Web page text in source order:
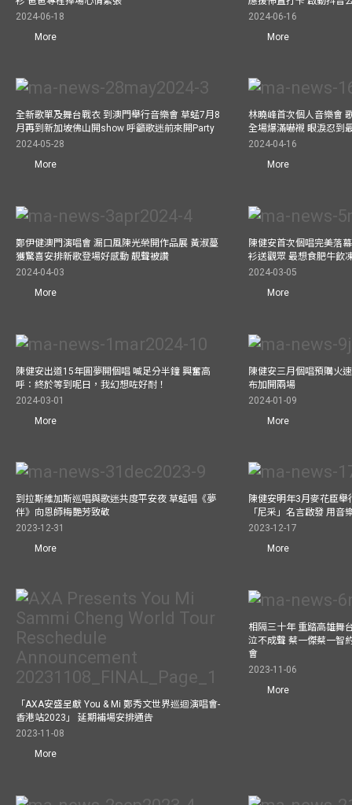
2024-06-18
More
2024-06-16
More
全新歌單及舞台戰衣 到澳門舉行音樂會 草蜢7月8
月再到新加坡佛山開show 呼籲歌迷前來開Party
2024-05-28
More
林曉峰首次個人音樂會
全場爆滿嚇襯 眼淚忍到
2024-04-16
More
鄭伊健澳門演唱會 漏口風陳光榮開作品展 黃淑蔓
獲驚喜安排新歌登場好感動 靚聲被讚
2024-04-03
More
陳健安首次個唱完美落
衫送觀眾 最想食肥牛飲
2024-03-05
More
陳健安出道15年圓夢開個唱 喊足分半鐘 興奮高
呼：終於等到呢日，我幻想咗好耐！
2024-03-01
More
陳健安三月個唱預購火
布加開兩場
2024-01-09
More
到拉斯維加斯巡唱與歌迷共度平安夜 草蜢唱《夢
伴》向恩師梅艷芳致敬
2023-12-31
More
陳健安明年3月麥花臣
「尼采」名言啟發 用音
2023-12-17
More
「AXA安盛呈獻 You & Mi 鄭秀文世界巡迴演唱會-
香港站2023」 延期補場安排通告
2023-11-08
More
相隔三十年 重踏高雄舞
泣不成聲 蔡一傑蔡一智
會
2023-11-06
More